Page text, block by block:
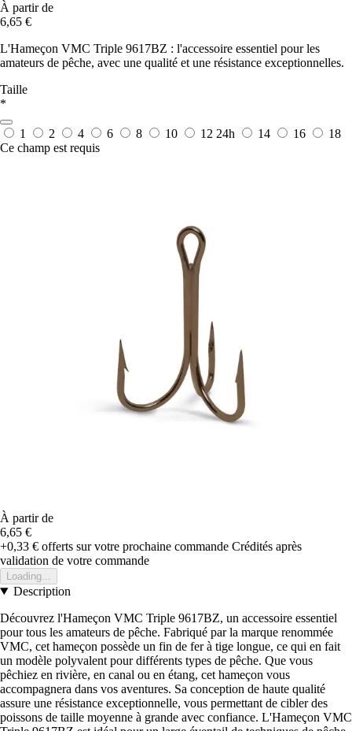
À partir de
6,65 €
L'Hameçon VMC Triple 9617BZ : l'accessoire essentiel pour les
amateurs de pêche, avec une qualité et une résistance exceptionnelles.
Taille
*
1 2 4 6 8 10 12 24h 14 16
18
Ce champ est requis
À partir de
6,65 €
+0,33 € offerts sur votre prochaine commande Crédités après
validation de votre commande
Loading...
Description
Découvrez l'Hameçon VMC Triple 9617BZ, un accessoire essentiel
pour tous les amateurs de pêche. Fabriqué par la marque renommée
VMC, cet hameçon possède un fin de fer à tige longue, ce qui en fait
un modèle polyvalent pour différents types de pêche. Que vous
pêchiez en rivière, en canal ou en étang, cet hameçon vous
accompagnera dans vos aventures. Sa conception de haute qualité
assure une résistance exceptionnelle, vous permettant de cibler des
poissons de taille moyenne à grande avec confiance. L'Hameçon VMC